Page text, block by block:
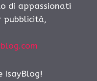
di appassionati
pubblicità,
IsayBlog!